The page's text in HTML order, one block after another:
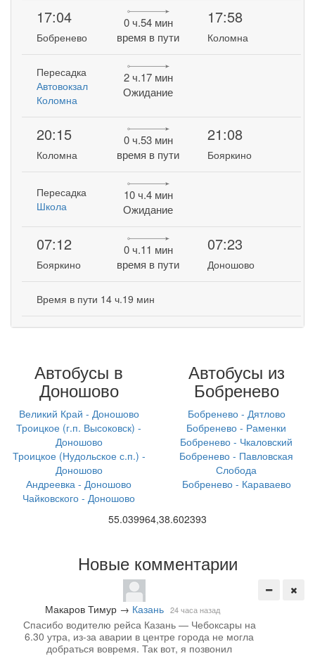
17:04
Бобренево
0 ч.54 мин
время в пути
17:58
Коломна
Пересадка
Автовокзал
Коломна
2 ч.17 мин
Ожидание
20:15
Коломна
0 ч.53 мин
время в пути
21:08
Бояркино
Пересадка
Школа
10 ч.4 мин
Ожидание
07:12
Бояркино
0 ч.11 мин
время в пути
07:23
Доношово
Время в пути 14 ч.19 мин
Автобусы в
Доношово
Великий Край - Доношово
Троицкое (г.п. Высоковск) -
Доношово
Троицкое (Нудольское с.п.) -
Доношово
Андреевка - Доношово
Чайковского - Доношово
Автобусы из
Бобренево
Бобренево - Дятлово
Бобренево - Раменки
Бобренево - Чкаловский
Бобренево - Павловская
Слобода
Бобренево - Караваево
55.039964,38.602393
Новые комментарии
Макаров Тимур → Казань 24 часа назад
Спасибо водителю рейса Казань — Чебоксары на
6.30 утра, из-за аварии в центре города не могла
добраться вовремя. Так вот, я позвонил